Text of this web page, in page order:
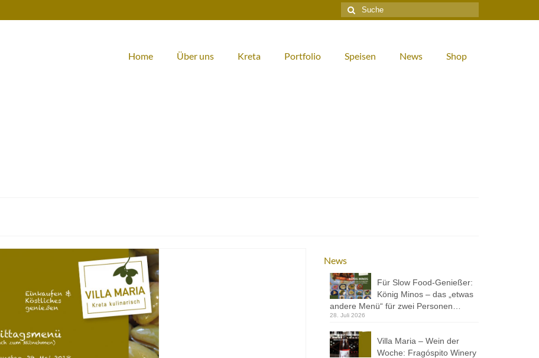
Suche
nach:
Home Über uns Kreta Portfolio Speisen News Shop
News
Für Slow Food-Genießer:
König Minos – das „etwas
andere Menü“ für zwei Personen…
28. Juli 2026
Villa Maria – Wein der
Woche: Fragóspito Winery